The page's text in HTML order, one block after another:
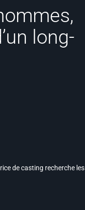
long-
de casting recherche les